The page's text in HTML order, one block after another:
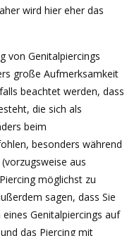
wird hier eher das
von Genitalpiercings
große Aufmerksamkeit
beachtet werden, dass
die sich als
beim
besonders während
aus
möglichst zu
sagen, dass Sie
Genitalpiercings auf
das Piercing mit